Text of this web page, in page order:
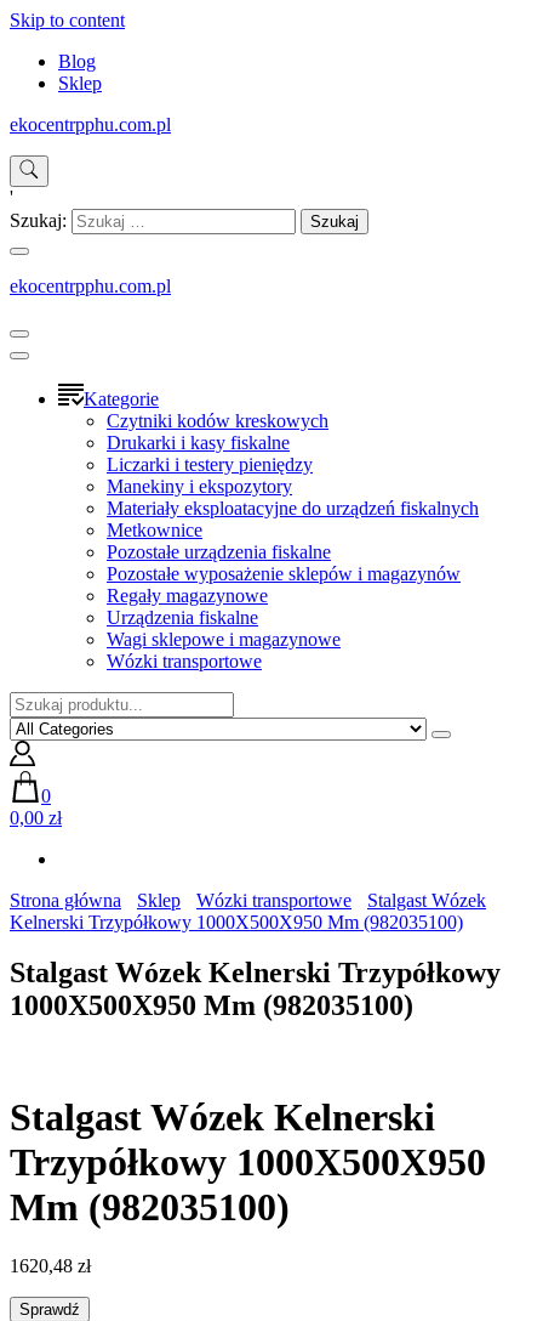
Skip to content
Blog
Sklep
ekocentrpphu.com.pl
'
Szukaj:
ekocentrpphu.com.pl
Kategorie
Czytniki kodów kreskowych
Drukarki i kasy fiskalne
Liczarki i testery pieniędzy
Manekiny i ekspozytory
Materiały eksploatacyjne do urządzeń fiskalnych
Metkownice
Pozostałe urządzenia fiskalne
Pozostałe wyposażenie sklepów i magazynów
Regały magazynowe
Urządzenia fiskalne
Wagi sklepowe i magazynowe
Wózki transportowe
0
0,00 zł
Strona główna Sklep Wózki transportowe
Stalgast Wózek
Kelnerski Trzypółkowy 1000X500X950 Mm (982035100)
Stalgast Wózek Kelnerski Trzypółkowy
1000X500X950 Mm (982035100)
Stalgast Wózek Kelnerski
Trzypółkowy 1000X500X950
Mm (982035100)
1620,48 zł
Sprawdź